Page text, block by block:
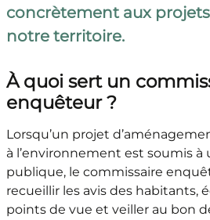
concrètement aux
notre territoire.
À quoi sert un
enquêteur ?
Lorsqu’un projet
à l’environnement est soumis
publique, le commissaire
recueillir les avis des habitants,
points de vue et veiller au bon